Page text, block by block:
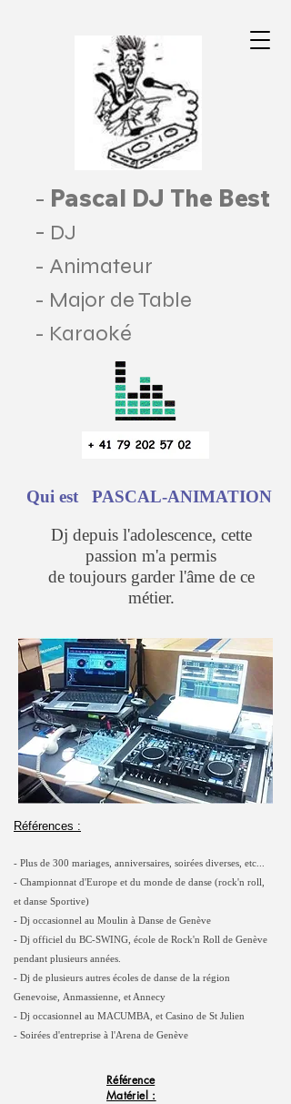
- Pascal DJ The Best
- DJ
- Animateur
- Major de Table
- Karaoké
Qui est
PASCAL-ANIMATION
Dj depuis l'adolescence, cette
passion m'a permis
de toujours garder l'âme de ce
métier.
Références :
- Plus de 300 mariages, anniversaires, soirées diverses, etc...
- Championnat d'Europe et du monde de danse (rock'n roll,
et danse Sportive)
- Dj occasionnel au Moulin à Danse de Genève
- Dj officiel du BC-SWING, école de Rock'n Roll de Genève
pendant plusieurs années.
- Dj de plusieurs autres écoles de danse de la région
Genevoise, Anmassienne, et Annecy
- Dj occasionnel au MACUMBA, et Casino de St Julien
- Soirées d'entreprise à l'Arena de Genève
Référence
Matériel :